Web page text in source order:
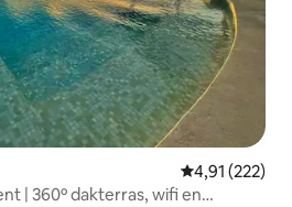
Gemiddelde
4,91 (222)
| 360º dakterras, wifi en